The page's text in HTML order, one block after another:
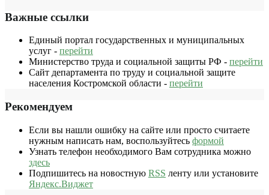
Важные ссылки
Единый портал государственных и муниципальных
услуг - перейти
Министерство труда и социальной защиты РФ - перейти
Сайт департамента по труду и социальной защите
населения Костромской области - перейти
Рекомендуем
Если вы нашли ошибку на сайте или просто считаете
нужным написать нам, воспользуйтесь формой
Узнать телефон необходимого Вам сотрудника можно
здесь
Подпишитесь на новостную RSS ленту или установите
Яндекс.Виджет